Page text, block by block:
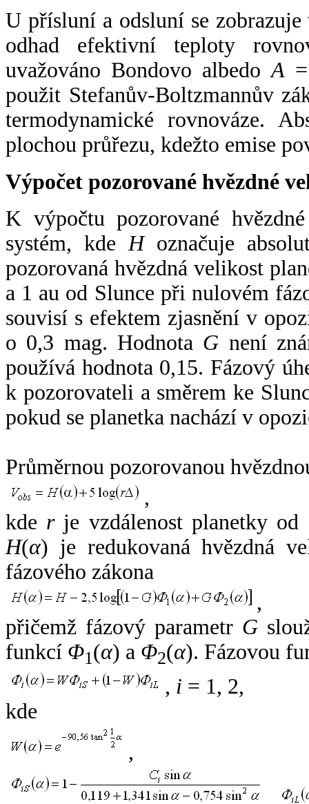
U přísluní a odsluní se
odhad efektivní teploty
uvažováno Bondovo albedoA
použit Stefanův-Boltzmannův
termodynamické rovnováze.
plochou průřezu, kdežto emise
Výpočet pozorované hvězdné
K výpočtu pozorované
systém, kde Hoznačuje
pozorovaná hvězdná velikost
a 1 au od Slunce při nulovém
souvisí s efektem zjasnění v
o 0,3 mag. Hodnota G není
používá hodnota 0,15. Fázový
k pozorovateli a směrem ke
pokud se planetka nachází v
Průměrnou pozorovanou
,
kde rje vzdálenost planetky od
H(α) je redukovaná hvězdná
fázového zákona
,
přičemž fázový parametr G
funkcí Φ1(α) a Φ2(α). Fázovou
, i = 1, 2,
kde
,